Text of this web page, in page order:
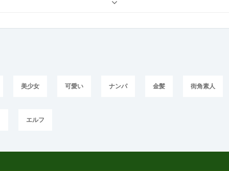
美少女 可愛い ナンパ 金髪 街角素人
エルフ